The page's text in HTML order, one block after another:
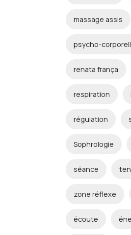
massage assis
psycho-
renata frança
respiration
régulation
Sophrologie
séance
zone réflexe
écoute